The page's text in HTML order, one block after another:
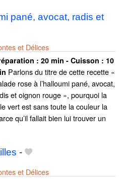
pané, avocat, radis et
et Délices
: 20 min - Cuisson : 10
Parlons du titre de cette recette «
rose à l’halloumi pané, avocat,
et oignon rouge », pourquoi la
vert est sans toute la couleur la
qu’il fallait bien lui trouver un
-
et Délices